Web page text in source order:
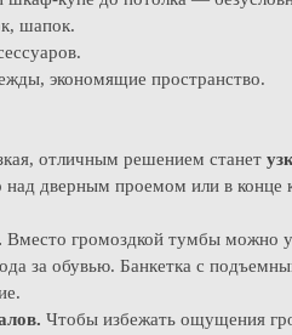
шапок.
экономящие пространство.
отличным решением станет
над дверным проемом или в
Вместо громоздкой тумбы можно
за обувью. Банкетка с
Чтобы избежать ощущения